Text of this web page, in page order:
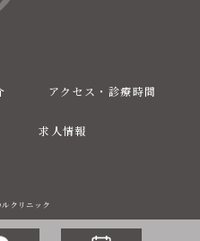
アクセス・診療時間
求人情報
クリニック